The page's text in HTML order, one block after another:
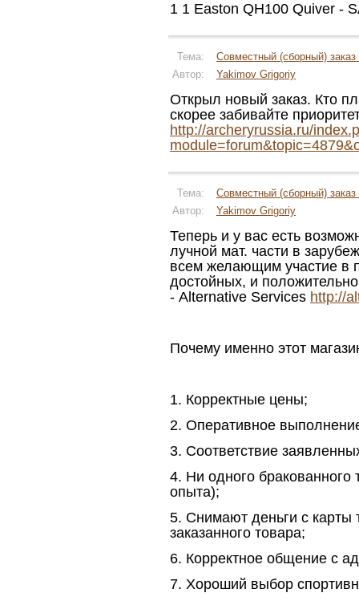
1 1 Easton QH100 Quiver -
Тема:
Совместный (сборный)
Автор:
Yakimov Grigoriy
Открыл новый заказ. Кто
скорее забивайте
http://archeryrussia.ru/
Тема:
Совместный (сборный)
Автор:
Yakimov Grigoriy
Теперь и у вас есть
лучной мат. части в
всем желающим участие в
достойных, и
- Alternative Services http://
Почему именно этот
1. Корректные цены;
2. Оперативное
3. Соответствие
4. Ни одного бракованного
опыта);
5. Снимают деньги с карты
заказанного товара;
6. Корректное общение с
7. Хороший выбор